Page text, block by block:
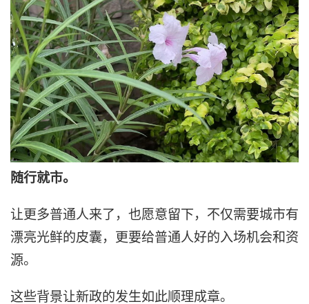
随行就市。
让更多普通人来了，也愿意留下，不仅需要城市有
漂亮光鲜的皮囊，更要给普通人好的入场机会和资
源。
这些背景让新政的发生如此顺理成章。